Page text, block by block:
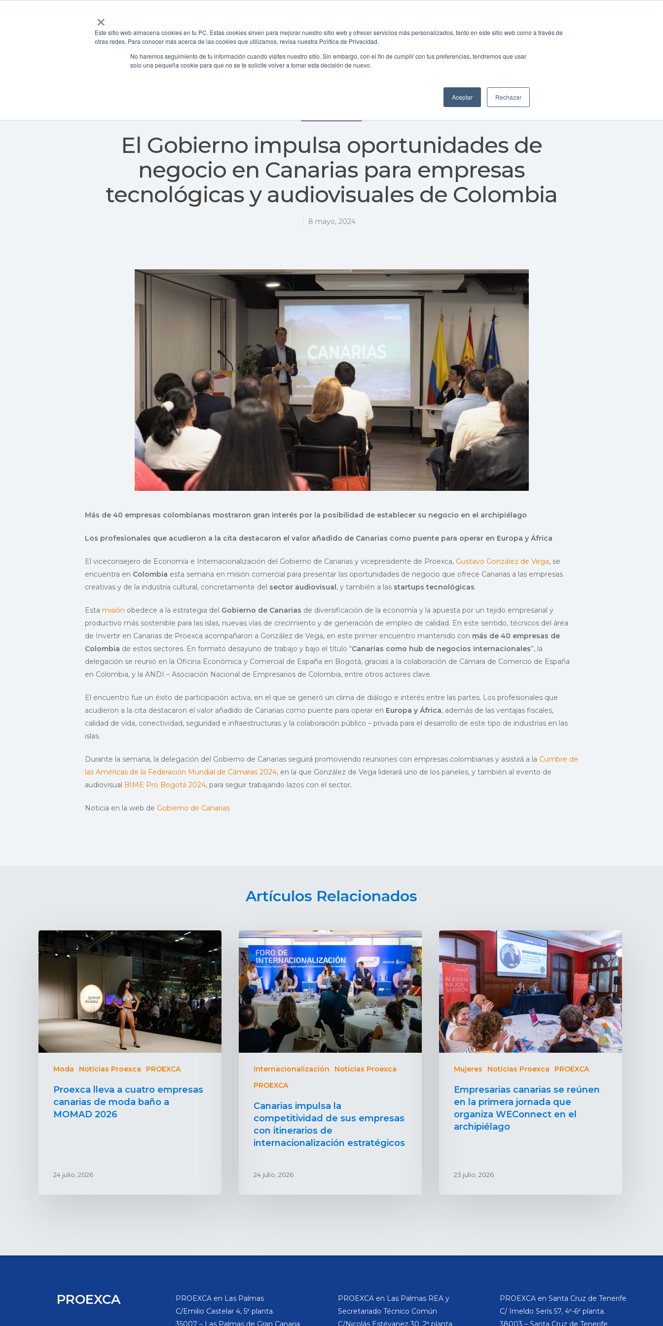
×
Este sitio web almacena cookies en tu PC. Estas cookies sirven para mejorar nuestro sitio web y ofrecer servicios más personalizados, tanto en este sitio web como a través de
otras redes. Para conocer más acerca de las cookies que utilizamos, revisa nuestra Política de Privacidad.
No haremos seguimiento de tu información cuando visites nuestro sitio. Sin embargo, con el fin de cumplir con tus preferencias, tendremos que usar
solo una pequeña cookie para que no se te solicite volver a tomar esta decisión de nuevo.
Aceptar Rechazar
Presione enter para buscar o ESC para cerrar
Internacionalización Invertir en Canarias
El Gobierno impulsa oportunidades de
negocio en Canarias para empresas
tecnológicas y audiovisuales de Colombia
8 mayo, 2024
Más de 40 empresas colombianas mostraron gran interés por la posibilidad de establecer su negocio en el archipiélago
Los profesionales que acudieron a la cita destacaron el valor añadido de Canarias como puente para operar en Europa y África
El viceconsejero de Economía e Internacionalización del Gobierno de Canarias y vicepresidente de Proexca, Gustavo González de Vega, se
encuentra en Colombia esta semana en misión comercial para presentar las oportunidades de negocio que ofrece Canarias a las empresas
creativas y de la industria cultural, concretamente del sector audiovisual , y también a las startups tecnológicas.
Esta misión obedece a la estrategia del Gobierno de Canarias de diversificación de la economía y la apuesta por un tejido empresarial y
productivo más sostenible para las islas, nuevas vías de crecimiento y de generación de empleo de calidad. En este sentido, técnicos del área
de Invertir en Canarias de Proexca acompañaron a González de Vega, en este primer encuentro mantenido con más de 40 empresas de
Colombia de estos sectores. En formato desayuno de trabajo y bajo el título “Canarias como hub de negocios internacionales”, la
delegación se reunió en la Oficina Económica y Comercial de España en Bogotá, gracias a la colaboración de Cámara de Comercio de España
en Colombia, y la ANDI – Asociación Nacional de Empresarios de Colombia, entre otros actores clave.
El encuentro fue un éxito de participación activa, en el que se generó un clima de diálogo e interés entre las partes. Los profesionales que
acudieron a la cita destacaron el valor añadido de Canarias como puente para operar en Europa y África, además de las ventajas fiscales,
calidad de vida, conectividad, seguridad e infraestructuras y la colaboración público – privada para el desarrollo de este tipo de industrias en las
islas.
Durante la semana, la delegación del Gobierno de Canarias seguirá promoviendo reuniones con empresas colombianas y asistirá a la Cumbre de
las Américas de la Federación Mundial de Cámaras 2024, en la que González de Vega liderará uno de los paneles, y también al evento de
audiovisual
BIME Pro Bogotá 2024, para seguir trabajando lazos con el sector.
Noticia en la web de Gobierno de Canarias
Artículos Relacionados
Moda Noticias Proexca PROEXCA
Proexca lleva a cuatro empresas
canarias de moda baño a
MOMAD 2026
24 julio, 2026
Internacionalización
Noticias Proexca
PROEXCA
Canarias impulsa la
competitividad de sus empresas
con itinerarios de
internacionalización estratégicos
24 julio, 2026
Mujeres Noticias Proexca PROEXCA
Empresarias canarias se reúnen
en la primera jornada que
organiza WEConnect en el
archipiélago
23 julio, 2026
PROEXCA
PROEXCA en Las Palmas
C/Emilio Castelar 4, 5ª planta.
35007 – Las Palmas de Gran Canaria
PROEXCA en Las Palmas REA y
Secretariado Técnico Común
C/Nicolás Estévanez 30, 2ª planta.
PROEXCA en Santa Cruz de Tenerife
C/ Imeldo Serís 57, 4ª-6ª planta.
38003 – Santa Cruz de Tenerife